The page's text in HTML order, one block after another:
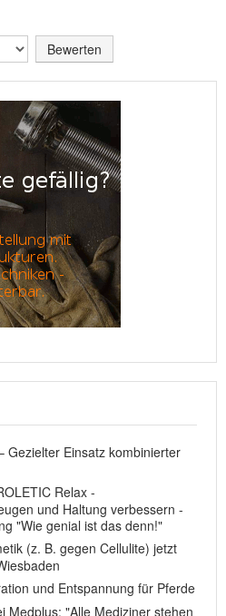
Gezielter Einsatz kombinierter
Relax -
und Haltung verbessern -
"Wie genial ist das denn!"
(z. B. gegen Cellulite) jetzt
und Entspannung für Pferde
Medplus: "Alle Mediziner stehen